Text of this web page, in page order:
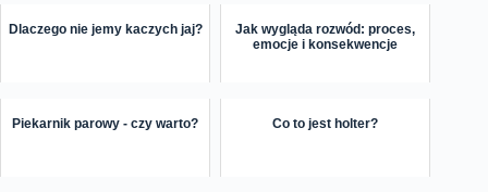
Dlaczego nie jemy kaczych jaj?
Jak wygląda rozwód: proces,
emocje i konsekwencje
Piekarnik parowy - czy warto? Co to jest holter?